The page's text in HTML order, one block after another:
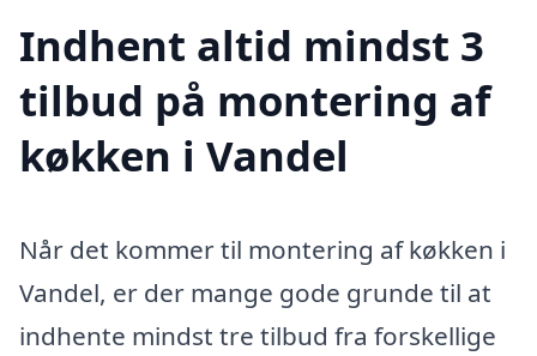
Indhent altid mindst 3
tilbud på montering af
køkken i Vandel
Når det kommer til montering af køkken i
Vandel, er der mange gode grunde til at
indhente mindst tre tilbud fra forskellige